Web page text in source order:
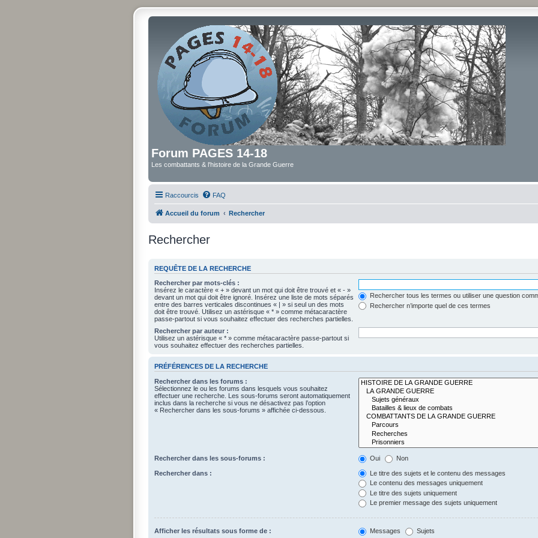
Forum PAGES 14-18
Les combattants & l'histoire de la Grande Guerre
Raccourcis FAQ
Accueil du forum Rechercher
Rechercher
REQUÊTE DE LA RECHERCHE
Rechercher par mots-clés :
Insérez le caractère « + » devant un mot qui doit être trouvé et « - »
devant un mot qui doit être ignoré. Insérez une liste de mots séparés
entre des barres verticales discontinues « | » si seul un des mots
doit être trouvé. Utilisez un astérisque « * » comme métacaractère
passe-partout si vous souhaitez effectuer des recherches partielles.
Rechercher tous les termes ou utiliser une question
Rechercher n’importe quel de ces termes
Rechercher par auteur :
Utilisez un astérisque « * » comme métacaractère passe-partout si
vous souhaitez effectuer des recherches partielles.
PRÉFÉRENCES DE LA RECHERCHE
Rechercher dans les forums :
Sélectionnez le ou les forums dans lesquels vous souhaitez
effectuer une recherche. Les sous-forums seront automatiquement
inclus dans la recherche si vous ne désactivez pas l’option
« Rechercher dans les sous-forums » affichée ci-dessous.
Rechercher dans les sous-forums : Oui Non
Rechercher dans :
Le titre des sujets et le contenu des messages
Le contenu des messages uniquement
Le titre des sujets uniquement
Le premier message des sujets uniquement
Afficher les résultats sous forme de : Messages Sujets